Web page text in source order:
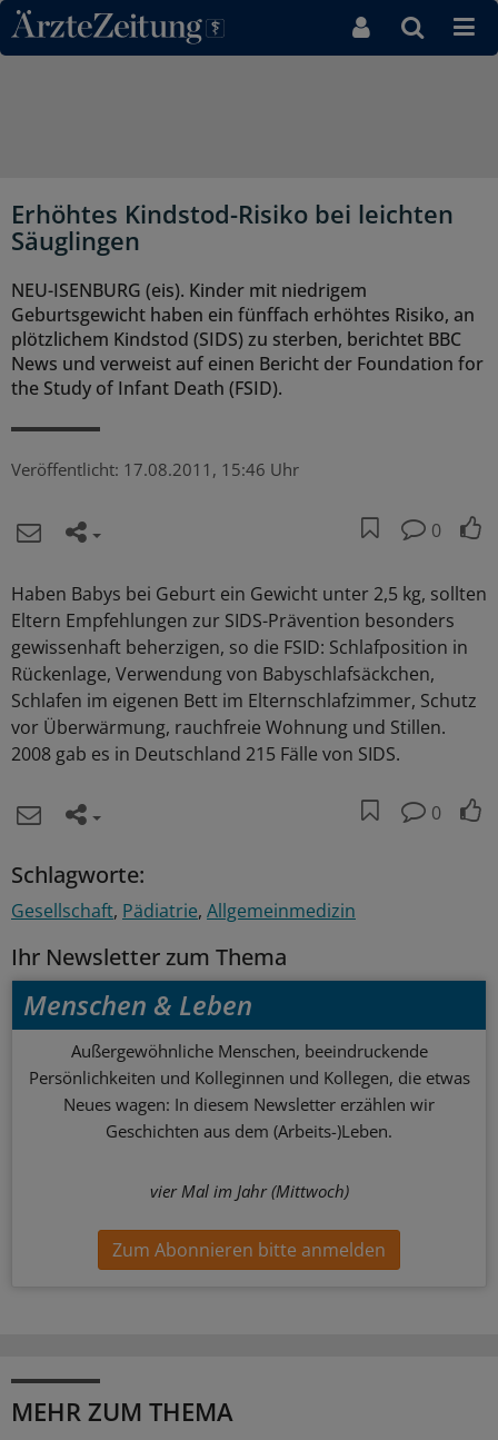
Direkt zum Inhaltsbereich
Erhöhtes Kindstod-Risiko bei leichten
Säuglingen
NEU-ISENBURG (eis). Kinder mit niedrigem
Geburtsgewicht haben ein fünffach erhöhtes Risiko, an
plötzlichem Kindstod (SIDS) zu sterben, berichtet BBC
News und verweist auf einen Bericht der Foundation for
the Study of Infant Death (FSID).
Veröffentlicht: 17.08.2011, 15:46 Uhr
0
Haben Babys bei Geburt ein Gewicht unter 2,5 kg, sollten
Eltern Empfehlungen zur SIDS-Prävention besonders
gewissenhaft beherzigen, so die FSID: Schlafposition in
Rückenlage, Verwendung von Babyschlafsäckchen,
Schlafen im eigenen Bett im Elternschlafzimmer, Schutz
vor Überwärmung, rauchfreie Wohnung und Stillen.
2008 gab es in Deutschland 215 Fälle von SIDS.
0
Schlagworte:
Gesellschaft Pädiatrie Allgemeinmedizin
Ihr Newsletter zum Thema
Menschen & Leben
Außergewöhnliche Menschen, beeindruckende
Persönlichkeiten und Kolleginnen und Kollegen, die etwas
Neues wagen: In diesem Newsletter erzählen wir
Geschichten aus dem (Arbeits-)Leben.
vier Mal im Jahr (Mittwoch)
Zum Abonnieren bitte anmelden
MEHR ZUM THEMA